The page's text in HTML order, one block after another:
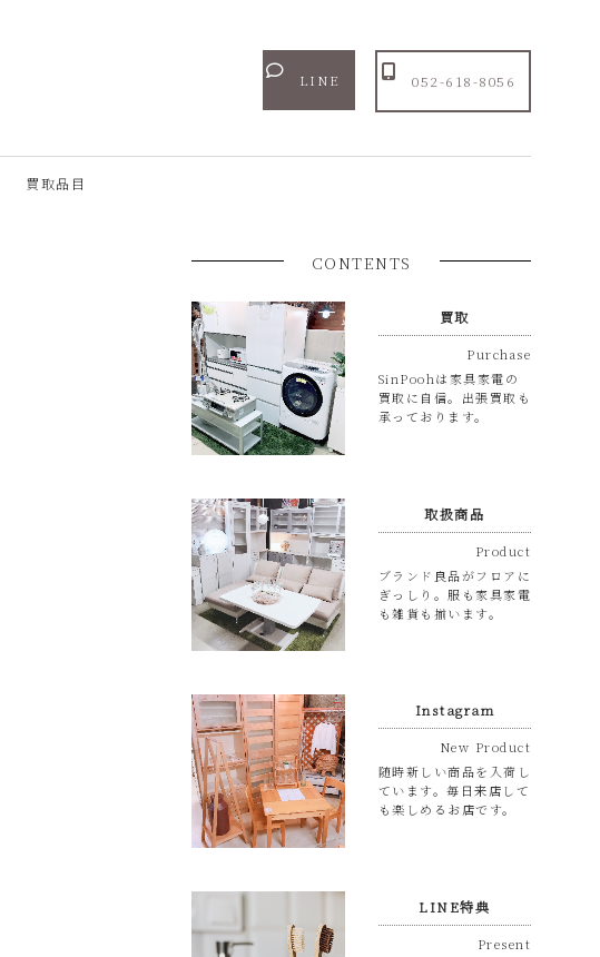
052-618-8056
LINE
買取品目
CONTENTS
買取
Purchase
SinPoohは家具家電の
買取に自信。出張買取も
承っております。
取扱商品
Product
ブランド良品がフロアに
ぎっしり。服も家具家電
も雑貨も揃います。
Instagram
New Product
随時新しい商品を入荷し
ています。毎日来店して
も楽しめるお店です。
LINE特典
Present